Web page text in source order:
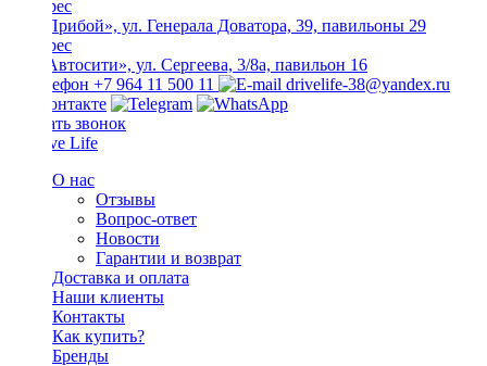
ТЦ «Прибой», ул. Генерала Доватора, 39, павильоны 29
ТЦ «Автосити», ул. Сергеева, 3/8а, павильон 16
+7 964 11 500 11
drivelife-38@yandex.ru
Заказать звонок
О нас
Отзывы
Вопрос-ответ
Новости
Гарантии и возврат
Доставка и оплата
Наши клиенты
Контакты
Как купить?
Бренды